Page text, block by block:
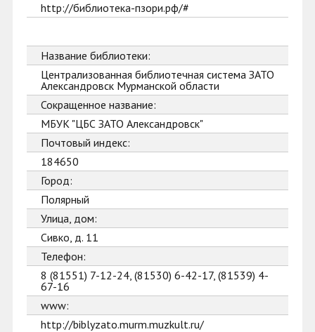
http://библиотека-пзори.рф/#
Название библиотеки:
Централизованная библиотечная система ЗАТО
Александровск Мурманской области
Сокращенное название:
МБУК "ЦБС ЗАТО Александровск"
Почтовый индекс:
184650
Город:
Полярный
Улица, дом:
Сивко, д. 11
Телефон:
8 (81551) 7-12-24, (81530) 6-42-17, (81539) 4-
67-16
www:
http://biblyzato.murm.muzkult.ru/